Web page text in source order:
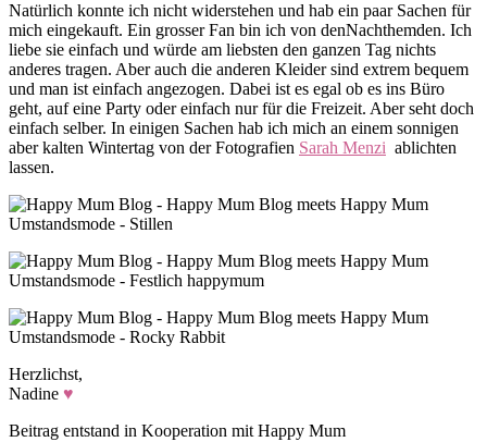
Natürlich konnte ich nicht widerstehen und hab ein paar Sachen für
mich eingekauft. Ein grosser Fan bin ich von denNachthemden. Ich
liebe sie einfach und würde am liebsten den ganzen Tag nichts
anderes tragen. Aber auch die anderen Kleider sind extrem bequem
und man ist einfach angezogen. Dabei ist es egal ob es ins Büro
geht, auf eine Party oder einfach nur für die Freizeit. Aber seht doch
einfach selber. In einigen Sachen hab ich mich an einem sonnigen
aber kalten Wintertag von der Fotografien Sarah Menzi ablichten
lassen.
Herzlichst,
Nadine ♥
Beitrag entstand in Kooperation mit Happy Mum